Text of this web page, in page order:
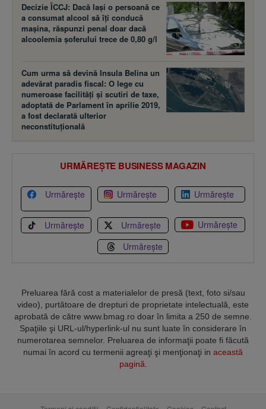
Decizie ÎCCJ: Dacă laşi o persoană ce
a consumat alcool să îţi conducă
maşina, răspunzi penal doar dacă
alcoolemia şoferului trece de 0,80 g/l
Cum urma să devină Insula Belina un
adevărat paradis fiscal: O lege cu
numeroase facilităţi şi scutiri de taxe,
adoptată de Parlament în aprilie 2019,
a fost declarată ulterior
neconstituţională
URMĂREȘTE BUSINESS MAGAZIN
Urmărește Urmărește Urmărește
Urmărește Urmărește
Urmărește
Urmărește
Preluarea fără cost a materialelor de presă (text, foto si/sau
video), purtătoare de drepturi de proprietate intelectuală, este
aprobată de către www.bmag.ro doar în limita a 250 de semne.
Spaţiile şi URL-ul/hyperlink-ul nu sunt luate în considerare în
numerotarea semnelor. Preluarea de informaţii poate fi făcută
numai în acord cu termenii agreaţi şi menţionaţi in această
pagină